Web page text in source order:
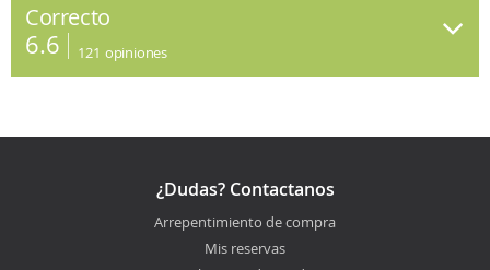
Correcto
6.6 121 opiniones
¿Dudas? Contactanos
Arrepentimiento de compra
Mis reservas